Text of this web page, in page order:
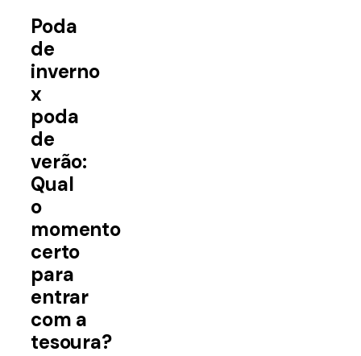
Poda
de
inverno
x
poda
de
verão:
Qual
o
momento
certo
para
entrar
com a
tesoura?